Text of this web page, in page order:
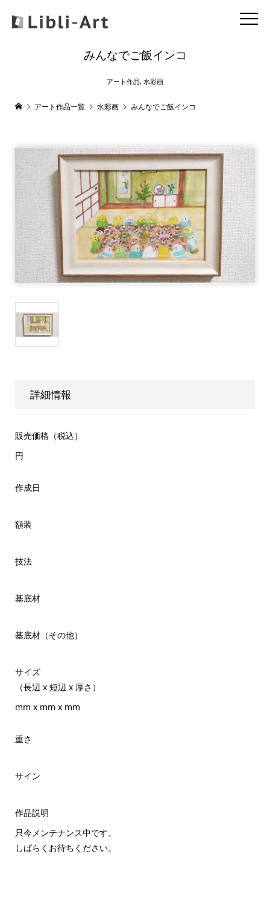
みんなでご飯インコ
アート作品, 水彩画
アート作品一覧 水彩画 みんなでご飯インコ
詳細情報
販売価格（税込）
円
作成日
額装
技法
基底材
基底材（その他）
サイズ
（長辺 x 短辺 x 厚さ）
mm x mm x mm
重さ
サイン
作品説明
只今メンテナンス中です。
しばらくお待ちください。